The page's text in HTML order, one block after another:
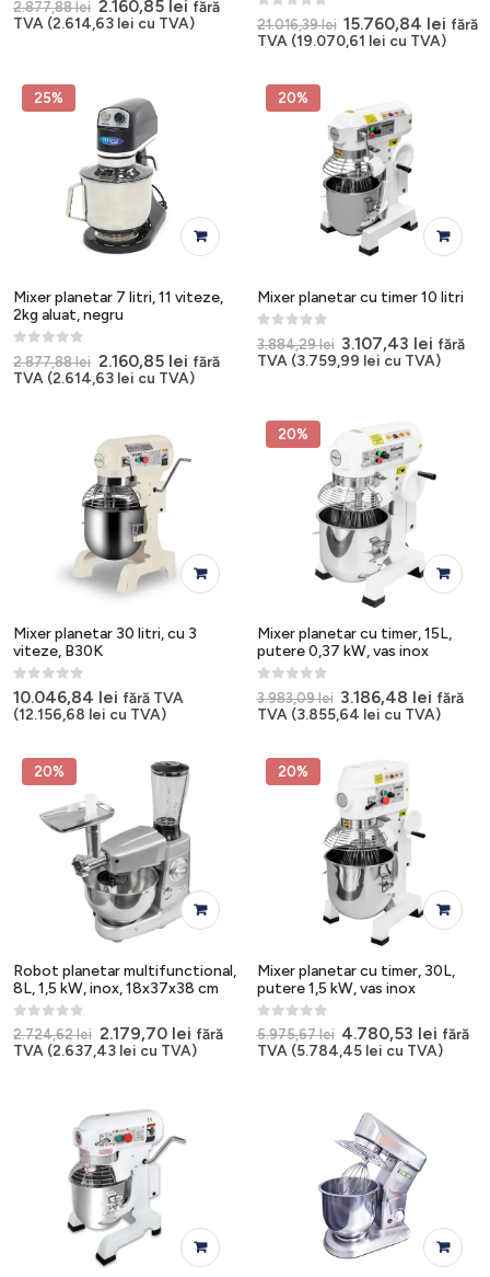
2.877,88lei Prețul
inițial
2.160,85 leiPrețul
curent
fără
TVA (2.614,63 lei cu TVA) 0out of 5
21.016,39lei Prețul
inițial
a
15.760,84 lei fără
TVA (19.070,61 lei cu TVA)
25%
Mixer planetar 7 litri, 11 viteze,
2kg aluat, negru
0 out of 5
2.877,88lei Prețul
inițial
2.160,85 leiPrețul
curent
fără
TVA (2.614,63 lei cu TVA)
20%
Mixer planetar cu timer 10 litri
0 out of 5
3.884,29lei Prețul
inițial
3.107,43 lei Prețul
curent
fără
TVA (3.759,99 lei cu TVA)
Mixer planetar 30 litri, cu 3
viteze, B30K
0out of 5
10.046,84 lei fără TVA
(12.156,68 lei cu TVA)
20%
Mixer planetar cu timer, 15L,
putere 0,37 kW, vas inox
0 out of 5
3.983,09lei Prețul
inițial
3.983,09 lei.
3.186,48 lei Prețul
curent
fără
TVA (3.855,64 lei cu TVA)
20%
Robot planetar multifunctional,
8L, 1,5 kW, inox, 18x37x38 cm
0 out of 5
2.724,62lei Prețul
inițial
2.179,70 leiPrețul
curent
fără
TVA (2.637,43 lei cu TVA)
20%
Mixer planetar cu timer, 30L,
putere 1,5 kW, vas inox
0out of 5
5.975,67lei Prețul
inițial
4.780,53 lei Prețul
fără
TVA (5.784,45 lei cu TVA)